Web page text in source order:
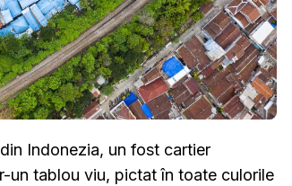
Indonezia, un fost cartier
un tablou viu, pictat în toate culorile